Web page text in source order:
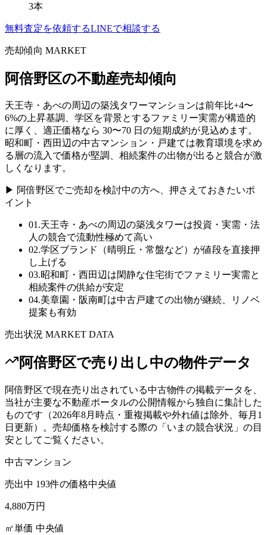
3本
無料査定を依頼するLINEで相談する
売却傾向 MARKET
阿倍野区の不動産売却傾向
天王寺・あべの周辺の築浅タワーマンションは前年比+4〜
6%の上昇基調、学区を背景とするファミリー実需が構造的
に厚く、適正価格なら 30〜70 日の短期成約が見込めます。
昭和町・西田辺の中古マンション・戸建ては教育環境を求め
る層の流入で価格が堅調、相続案件の出物が出ると競合が激
しくなります。
▶ 阿倍野区でご売却を検討中の方へ、押さえておきたいポ
イント
01.天王寺・あべの周辺の築浅タワーは投資・実需・法
人の競合で流動性極めて高い
02.学区ブランド（晴明丘・常盤など）が値段を直接押
し上げる
03.昭和町・西田辺は閑静な住宅街でファミリー実需と
相続案件の供給が安定
04.美章園・阪南町は中古戸建ての出物が継続、リノベ
提案も有効
売出状況 MARKET DATA
阿倍野区で売り出し中の物件データ
阿倍野区で現在売り出されている中古物件の掲載データを、
当社が主要な不動産ポータルの公開情報から独自に集計した
ものです（2026年8月 時点・重複掲載や外れ値は除外、毎月1
日更新）。売却価格を検討する際の「いまの競合状況」の目
安としてご覧ください。
中古マンション
売出中 193件の価格中央値
4,880万円
㎡単価 中央値